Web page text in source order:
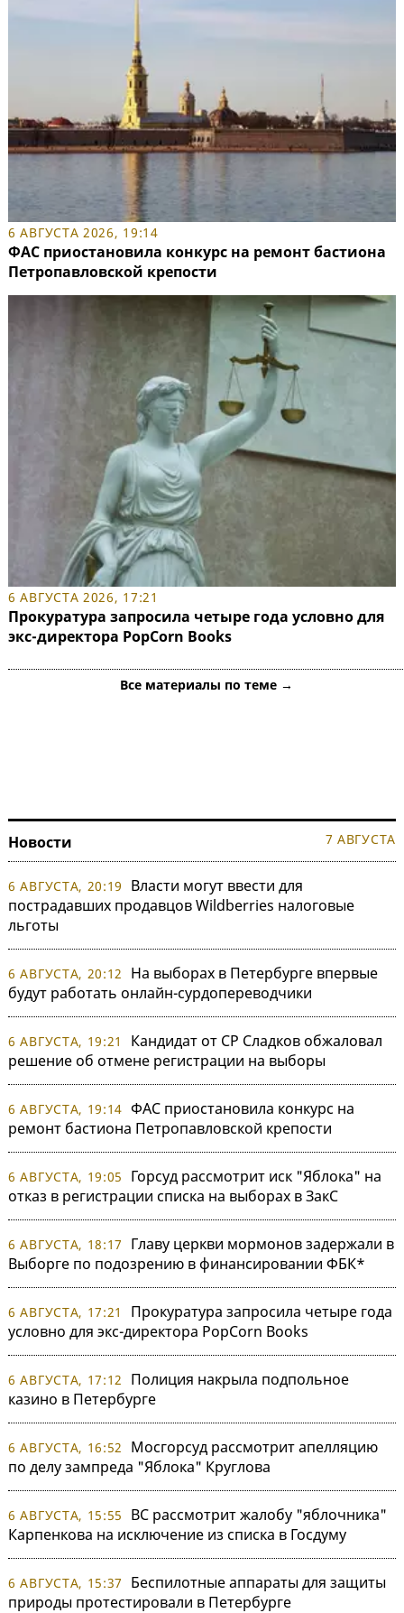
6 АВГУСТА 2026, 19:14
ФАС приостановила конкурс на ремонт бастиона
Петропавловской крепости
6 АВГУСТА 2026, 17:21
Прокуратура запросила четыре года условно для
экс-директора PopCorn Books
Все материалы по теме →
Новости 7 АВГУСТА
6 АВГУСТА, 20:19
Власти могут ввести для
пострадавших продавцов Wildberries налоговые
льготы
6 АВГУСТА, 20:12
На выборах в Петербурге впервые
будут работать онлайн-сурдопереводчики
6 АВГУСТА, 19:21
Кандидат от СР Сладков обжаловал
решение об отмене регистрации на выборы
6 АВГУСТА, 19:14 ФАС приостановила конкурс на
ремонт бастиона Петропавловской крепости
6 АВГУСТА, 19:05
Горсуд рассмотрит иск "Яблока" на
отказ в регистрации списка на выборах в ЗакС
6 АВГУСТА, 18:17
Главу церкви мормонов задержали в
Выборге по подозрению в финансировании ФБК*
6 АВГУСТА, 17:21
Прокуратура запросила четыре года
условно для экс-директора PopCorn Books
6 АВГУСТА, 17:12
Полиция накрыла подпольное
казино в Петербурге
6 АВГУСТА, 16:52
Мосгорсуд рассмотрит апелляцию
по делу зампреда "Яблока" Круглова
6 АВГУСТА, 15:55
ВС рассмотрит жалобу "яблочника"
Карпенкова на исключение из списка в Госдуму
6 АВГУСТА, 15:37
Беспилотные аппараты для защиты
природы протестировали в Петербурге